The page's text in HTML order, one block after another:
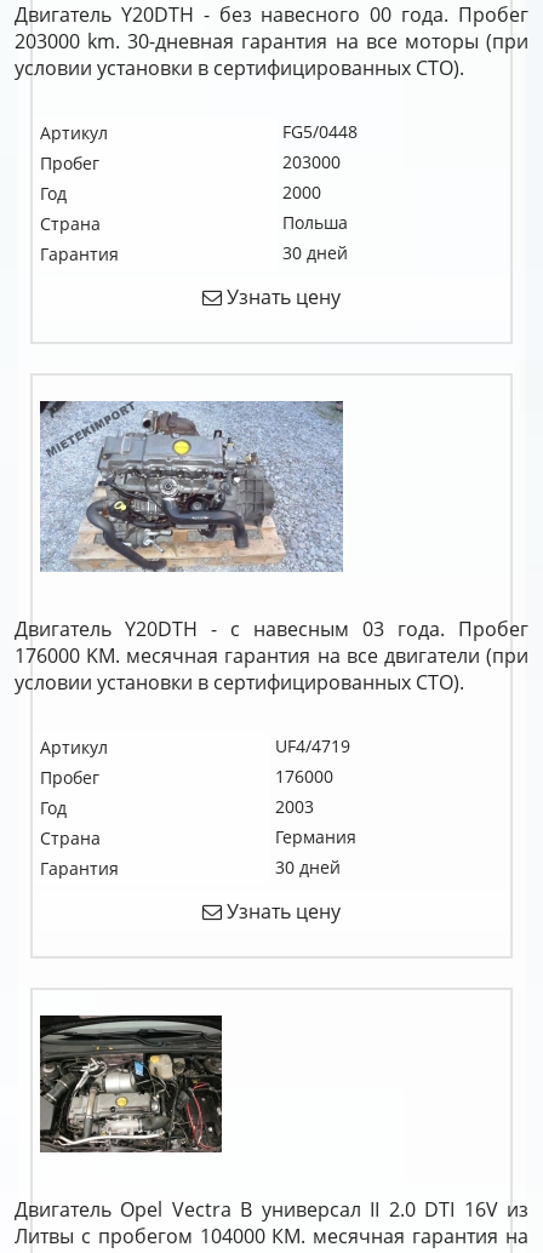
Двигатель Y20DTH - без навесного 00 года. Пробег
203000 km. 30-дневная гарантия на все моторы (при
условии установки в сертифицированных СТО).
Артикул
FG5/0448
Пробег
203000
Год
2000
Страна
Польша
Гарантия
30 дней
Узнать цену
Двигатель Y20DTH - с навесным 03 года. Пробег
176000 KM. месячная гарантия на все двигатели (при
условии установки в сертифицированных СТО).
Артикул
UF4/4719
Пробег
176000
Год
2003
Страна
Германия
Гарантия
30 дней
Узнать цену
Двигатель Opel Vectra B универсал II 2.0 DTI 16V из
Литвы с пробегом 104000 КМ. месячная гарантия на